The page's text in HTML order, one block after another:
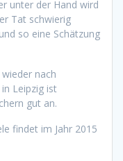
unter der Hand wird
Tat schwierig
so eine Schätzung
nach
Leipzig ist
gut an.
findet im Jahr 2015